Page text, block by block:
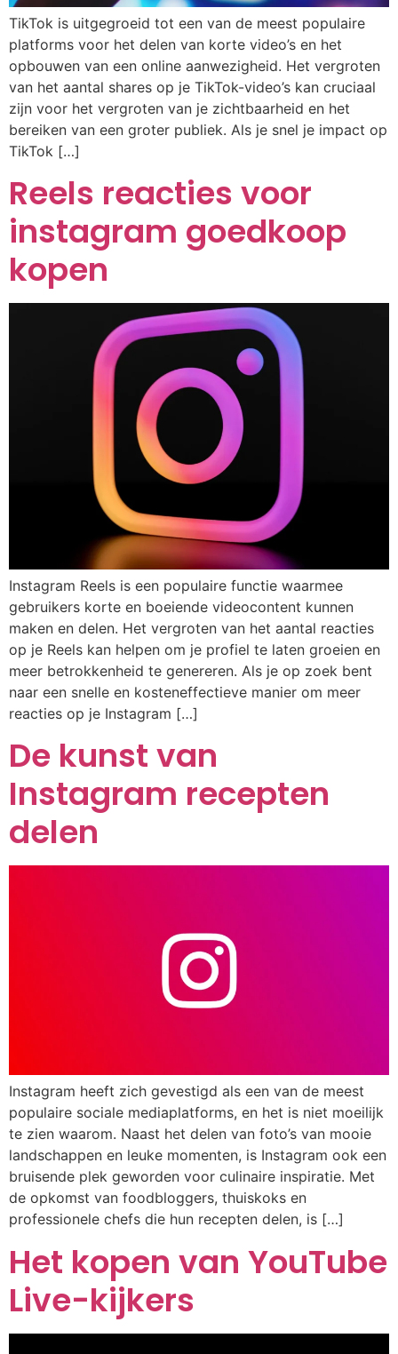
TikTok is uitgegroeid tot een van de meest populaire
platforms voor het delen van korte video’s en het
opbouwen van een online aanwezigheid. Het vergroten
van het aantal shares op je TikTok-video’s kan cruciaal
zijn voor het vergroten van je zichtbaarheid en het
bereiken van een groter publiek. Als je snel je impact op
TikTok […]
Reels reacties voor
instagram goedkoop
kopen
Instagram Reels is een populaire functie waarmee
gebruikers korte en boeiende videocontent kunnen
maken en delen. Het vergroten van het aantal reacties
op je Reels kan helpen om je profiel te laten groeien en
meer betrokkenheid te genereren. Als je op zoek bent
naar een snelle en kosteneffectieve manier om meer
reacties op je Instagram […]
De kunst van
Instagram recepten
delen
Instagram heeft zich gevestigd als een van de meest
populaire sociale mediaplatforms, en het is niet moeilijk
te zien waarom. Naast het delen van foto’s van mooie
landschappen en leuke momenten, is Instagram ook een
bruisende plek geworden voor culinaire inspiratie. Met
de opkomst van foodbloggers, thuiskoks en
professionele chefs die hun recepten delen, is […]
Het kopen van YouTube
Live-kijkers